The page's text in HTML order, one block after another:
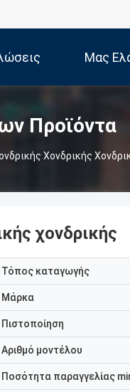
Μας
Προϊόντα
Χονδρικής
χονδρικής
Τόπος καταγωγής
Μάρκα
Πιστοποίηση
Αριθμό μοντέλου
Ποσότητα παραγγελίας